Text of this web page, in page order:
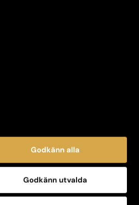
Godkänn alla
Godkänn utvalda